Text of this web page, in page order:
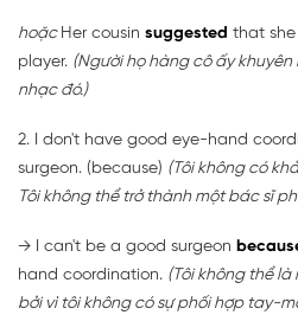
hoặc Her cousin suggested that
player. (Người họ hàng cô ấy
nhạc đó.)
2. I don't have good eye-hand
surgeon. (because) (Tôi không có
Tôi không thể trở thành một bác sĩ
→ I can't be a good surgeon
hand coordination. (Tôi không thể
bởi vì tôi không có sự phối hợp tay-